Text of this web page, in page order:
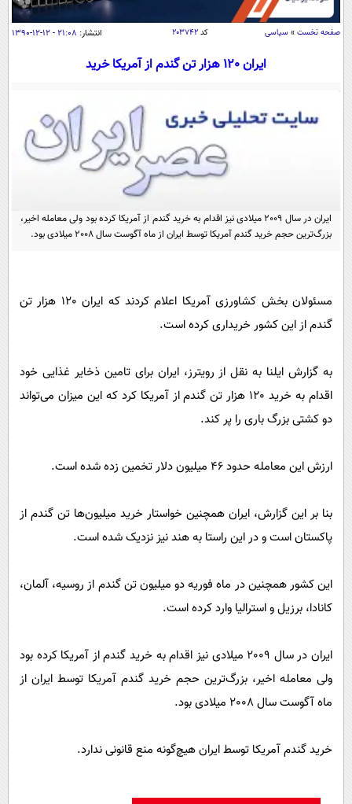
اقتصاد
اقتصادی
جامعه
حوادث
یک برش دانایی
سفر و تفریح
بین الملل
علم و دانش
علمی
گوناگون
مجله تصویری سلاح
ورزش
سیاست
فناوری
محیط زیست
فرهنگی
اجتماعی
سیاست خارجی
خواندنی ها و دیدنی ها
داستان کوتاه
آموزش زبان
صفحه نخست » سیاسی کد۲۰۳۷۴۲ انتشار: ۲۱:۰۸ - ۱۲-۱۲-۱۳۹۰
ایران 120 هزار تن گندم از آمریکا خرید
ایران در سال 2009 میلادی نیز اقدام به خرید گندم از آمریکا کرده بود ولی معامله اخیر،
بزرگ‌ترین حجم خرید گندم آمریکا توسط ایران از ماه آگوست سال 2008 میلادی بود.
مسئولان بخش کشاورزی آمریکا اعلام کردند که ایران 120 هزار تن
گندم از این کشور خریداری کرده است.
به گزارش ایلنا به نقل از رویترز، ایران برای تامین ذخایر غذایی خود
اقدام به خرید 120 هزار تن گندم از آمریکا کرد که این میزان می‌تواند
دو کشتی بزرگ باری را پر کند.
ارزش این معامله حدود 46 میلیون دلار تخمین زده شده است.
بنا بر این گزارش، ایران همچنین خواستار خرید میلیون‌ها تن گندم از
پاکستان است و در این راستا به هند نیز نزدیک شده است.
این کشور همچنین در ماه فوریه دو میلیون تن گندم از روسیه، آلمان،
کانادا، برزیل و استرالیا وارد کرده است.
ایران در سال 2009 میلادی نیز اقدام به خرید گندم از آمریکا کرده بود
ولی معامله اخیر، بزرگ‌ترین حجم خرید گندم آمریکا توسط ایران از
ماه آگوست سال 2008 میلادی بود.
خرید گندم آمریکا توسط ایران هیچ‌گونه منع قانونی ندارد.